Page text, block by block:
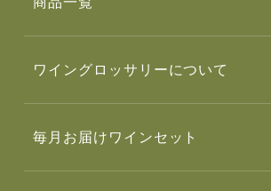
ワイングロッサリーについて
毎月お届けワインセット